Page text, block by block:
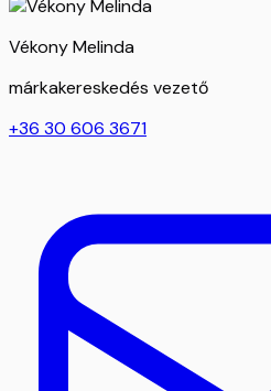
Vékony Melinda
márkakereskedés vezető
+36 30 606 3671